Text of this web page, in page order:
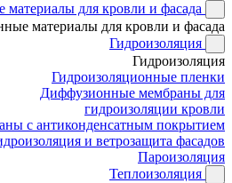
материалы для кровли и фасада
материалы для кровли и фасада
Гидроизоляция
Гидроизоляция
Гидроизоляционные пленки
Диффузионные мембраны для
гидроизоляции кровли
с антиконденсатным покрытием
и ветрозащита фасадов
Пароизоляция
Теплоизоляция